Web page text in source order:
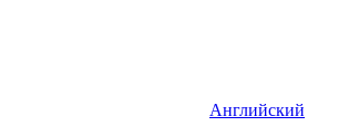
Английский